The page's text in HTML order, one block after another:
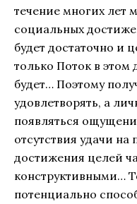
течение многих лет
социальных
будет достаточно и
только Поток в этом
будет… Поэтому
удовлетворять, а
появляться
отсутствия удачи
достижения целей
конструктивными…
потенциально